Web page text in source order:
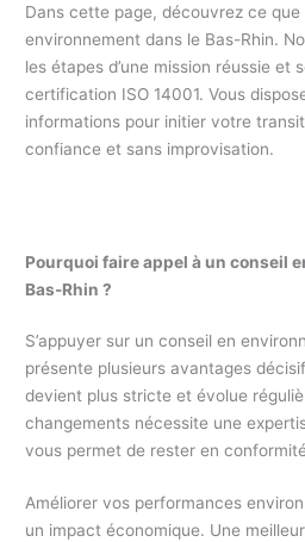
Dans cette page, découvrez ce
environnement dans le Bas-Rhin.
les étapes d’une mission réussie et
certification ISO 14001. Vous
informations pour initier votre
confiance et sans improvisation.
Pourquoi faire appel à un conseil
Bas-Rhin ?
S’appuyer sur un conseil en
présente plusieurs avantages
devient plus stricte et évolue
changements nécessite une
vous permet de rester en
Améliorer vos performances
un impact économique. Une